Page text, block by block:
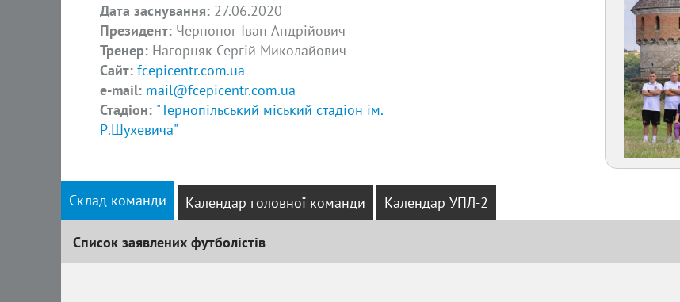
Дата заснування: 27.06.2020
Президент: Черноног Іван Андрійович
Тренер: Нагорняк Сергій Миколайович
Сайт: fcepicentr.com.ua
e-mail: mail@fcepicentr.com.ua
Стадіон: "Тернопільський міський стадіон ім.
Р.Шухевича"
Склад команди Календар головної команди Календар УПЛ-2
Список заявлених футболістів